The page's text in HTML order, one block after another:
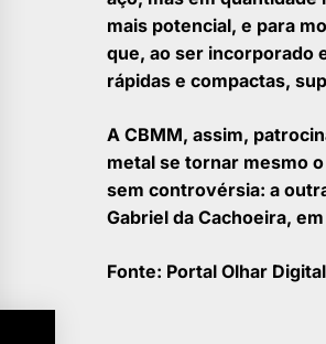
mais potencial, e para
que, ao ser incorporado
rápidas e compactas,
A CBMM, assim,
metal se tornar mesmo
sem controvérsia: a
Gabriel da Cachoeira,
Fonte: Portal Olhar